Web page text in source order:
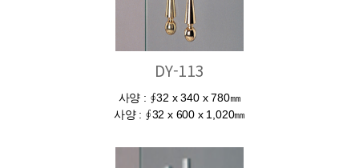
DY-113
사양 : ∮32 x 340 x 780㎜
사양 : ∮32 x 600 x 1,020㎜